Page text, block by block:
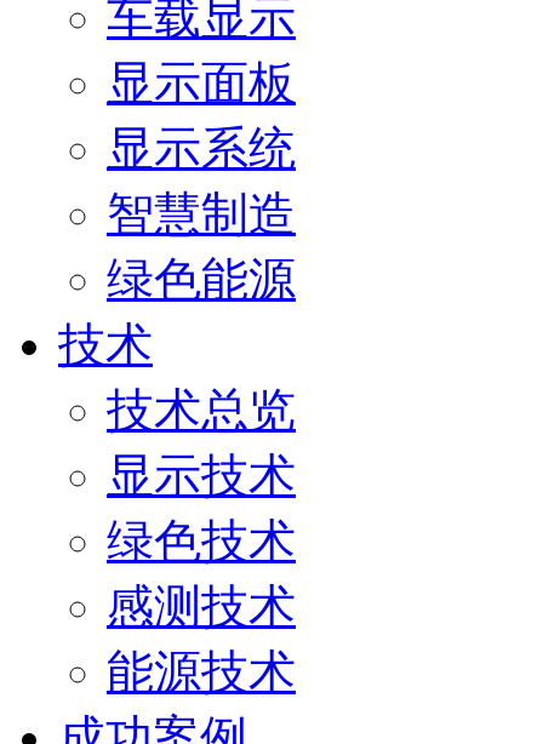
车载显示
显示面板
显示系统
智慧制造
绿色能源
技术
技术总览
显示技术
绿色技术
感测技术
能源技术